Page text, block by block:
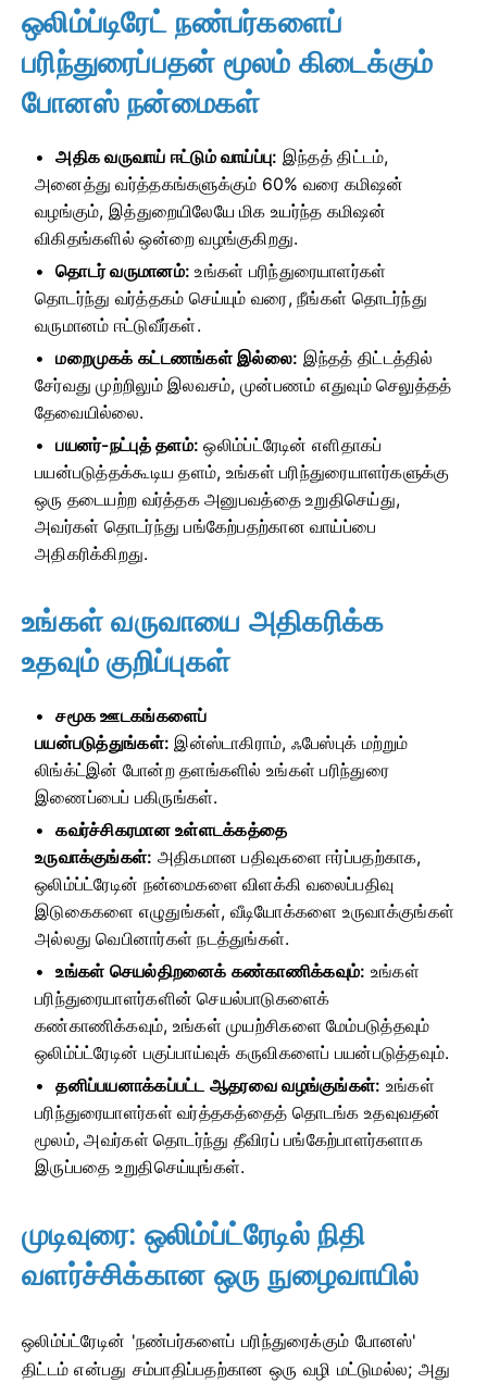
ஒலிம்ப்டிரேட் நண்பர்களைப்
பரிந்துரைப்பதன் மூலம் கிடைக்கும்
போனஸ் நன்மைகள்
அதிக வருவாய் ஈட்டும் வாய்ப்பு: இந்தத் திட்டம்,
அனைத்து வர்த்தகங்களுக்கும் 60% வரை கமிஷன்
வழங்கும், இத்துறையிலேயே மிக உயர்ந்த கமிஷன்
விகிதங்களில் ஒன்றை வழங்குகிறது.
தொடர் வருமானம்: உங்கள் பரிந்துரையாளர்கள்
தொடர்ந்து வர்த்தகம் செய்யும் வரை, நீங்கள் தொடர்ந்து
வருமானம் ஈட்டுவீர்கள்.
மறைமுகக் கட்டணங்கள் இல்லை: இந்தத் திட்டத்தில்
சேர்வது முற்றிலும் இலவசம், முன்பணம் எதுவும் செலுத்தத்
தேவையில்லை.
பயனர்-நட்புத் தளம்: ஒலிம்ப்ட்ரேடின் எளிதாகப்
பயன்படுத்தக்கூடிய தளம், உங்கள் பரிந்துரையாளர்களுக்கு
ஒரு தடையற்ற வர்த்தக அனுபவத்தை உறுதிசெய்து,
அவர்கள் தொடர்ந்து பங்கேற்பதற்கான வாய்ப்பை
அதிகரிக்கிறது.
உங்கள் வருவாயை அதிகரிக்க
உதவும் குறிப்புகள்
சமூக ஊடகங்களைப்
பயன்படுத்துங்கள்: இன்ஸ்டாகிராம், ஃபேஸ்புக் மற்றும்
லிங்க்ட்இன் போன்ற தளங்களில் உங்கள் பரிந்துரை
இணைப்பைப் பகிருங்கள்.
கவர்ச்சிகரமான உள்ளடக்கத்தை
உருவாக்குங்கள்: அதிகமான பதிவுகளை ஈர்ப்பதற்காக,
ஒலிம்ப்ட்ரேடின் நன்மைகளை விளக்கி வலைப்பதிவு
இடுகைகளை எழுதுங்கள், வீடியோக்களை உருவாக்குங்கள்
அல்லது வெபினார்கள் நடத்துங்கள்.
உங்கள் செயல்திறனைக் கண்காணிக்கவும்: உங்கள்
பரிந்துரையாளர்களின் செயல்பாடுகளைக்
கண்காணிக்கவும், உங்கள் முயற்சிகளை மேம்படுத்தவும்
ஒலிம்ப்ட்ரேடின் பகுப்பாய்வுக் கருவிகளைப் பயன்படுத்தவும்.
தனிப்பயனாக்கப்பட்ட ஆதரவை வழங்குங்கள்: உங்கள்
பரிந்துரையாளர்கள் வர்த்தகத்தைத் தொடங்க உதவுவதன்
மூலம், அவர்கள் தொடர்ந்து தீவிரப் பங்கேற்பாளர்களாக
இருப்பதை உறுதிசெய்யுங்கள்.
முடிவுரை: ஒலிம்ப்ட்ரேடில் நிதி
வளர்ச்சிக்கான ஒரு நுழைவாயில்
ஒலிம்ப்ட்ரேடின் 'நண்பர்களைப் பரிந்துரைக்கும் போனஸ்'
திட்டம் என்பது சம்பாதிப்பதற்கான ஒரு வழி மட்டுமல்ல; அது